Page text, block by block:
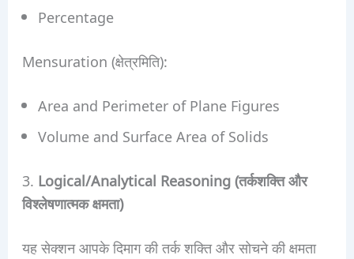
Percentage
Mensuration (क्षेत्रमिति):
Area and Perimeter of Plane Figures
Volume and Surface Area of Solids
3. Logical/Analytical Reasoning (तर्कशक्ति और
विश्लेषणात्मक क्षमता)
यह सेक्शन आपके दिमाग की तर्क शक्ति और सोचने की क्षमता